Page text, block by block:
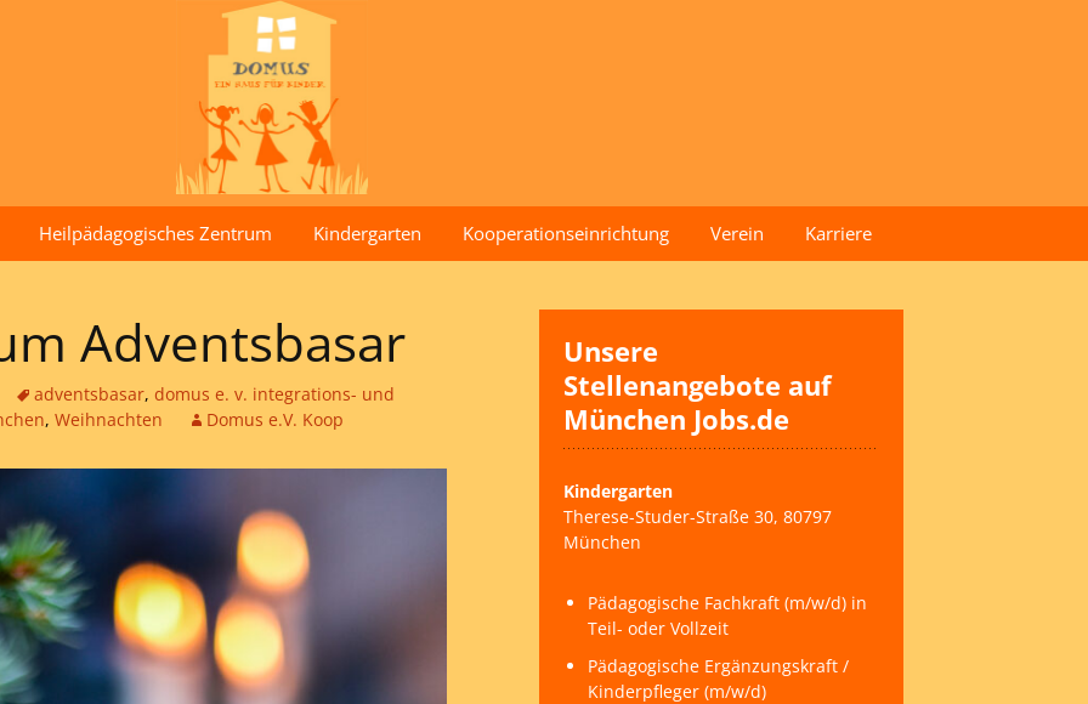
Heilpädagogisches Zentrum Kindergarten Kooperationseinrichtung Verein
Vorstand der Stiftung
Satzung
Spenden
Karriere
Adventsbasar
adventsbasar, domus e. v. integrations- und
, Weihnachten Domus e.V. Koop
Unsere
Stellenangebote auf
München Jobs.de
Kindergarten
Therese-Studer-Straße 30, 80797
München
Pädagogische Fachkraft (m/w/d) in
Teil- oder Vollzeit
Pädagogische Ergänzungskraft /
Kinderpfleger (m/w/d)